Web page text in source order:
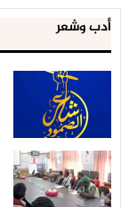
أدب وشعر